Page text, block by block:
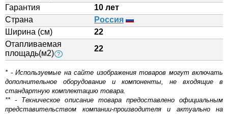
Гарантия
10 лет
Страна
Россия
Ширина (см)
22
Отапливаемая
площадь(м2) ?
22
* - Используемые на сайте изображения товаров могут включать
дополнительное оборудование и компоненты, не входящие в
стандартную комплектацию товара.
** - Техническое описание товара предоставлено официальным
представительством компании-производителя и актуально на